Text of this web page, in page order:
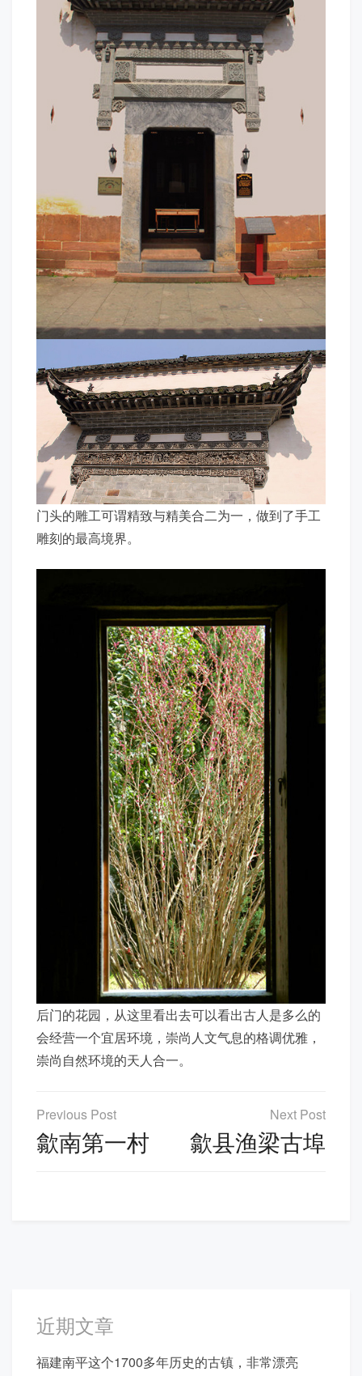
门头的雕工可谓精致与精美合二为一，做到了手工
雕刻的最高境界。
后门的花园，从这里看出去可以看出古人是多么的
会经营一个宜居环境，崇尚人文气息的格调优雅，
崇尚自然环境的天人合一。
文
章
歙南第一村 歙县渔梁古埠
近期文章
福建南平这个1700多年历史的古镇，非常漂亮